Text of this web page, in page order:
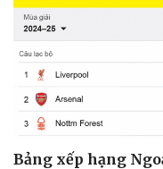
Bảng xếp hạng